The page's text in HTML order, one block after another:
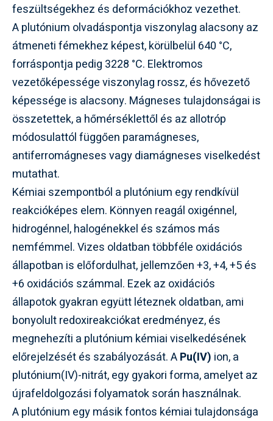
feszültségekhez és deformációkhoz vezethet.
A plutónium olvadáspontja viszonylag alacsony az
átmeneti fémekhez képest, körülbelül 640 °C,
forráspontja pedig 3228 °C. Elektromos
vezetőképessége viszonylag rossz, és hővezető
képessége is alacsony. Mágneses tulajdonságai is
összetettek, a hőmérséklettől és az allotróp
módosulattól függően paramágneses,
antiferromágneses vagy diamágneses viselkedést
mutathat.
Kémiai szempontból a plutónium egy rendkívül
reakcióképes elem. Könnyen reagál oxigénnel,
hidrogénnel, halogénekkel és számos más
nemfémmel. Vizes oldatban többféle oxidációs
állapotban is előfordulhat, jellemzően +3, +4, +5 és
+6 oxidációs számmal. Ezek az oxidációs
állapotok gyakran együtt léteznek oldatban, ami
bonyolult redoxireakciókat eredményez, és
megnehezíti a plutónium kémiai viselkedésének
előrejelzését és szabályozását. APu(IV) ion, a
plutónium(IV)-nitrát, egy gyakori forma, amelyet az
újrafeldolgozási folyamatok során használnak.
A plutónium egy másik fontos kémiai tulajdonsága